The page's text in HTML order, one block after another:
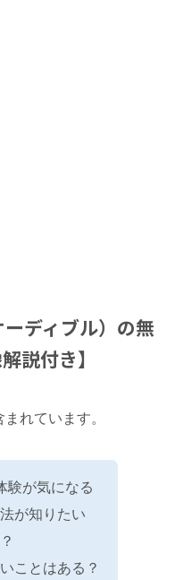
ディブル）の無
説付き】
れています。
験が気になる
が知りたい
ことはある？